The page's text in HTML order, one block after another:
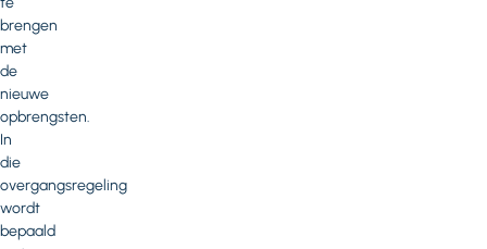
brengen
met
de
nieuwe
opbrengsten.
In
die
overgangsregeling
wordt
bepaald